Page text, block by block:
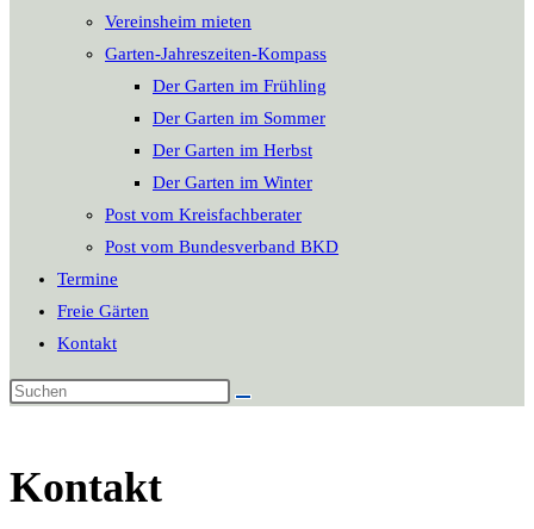
Vereinsheim mieten
Garten-Jahreszeiten-Kompass
Der Garten im Frühling
Der Garten im Sommer
Der Garten im Herbst
Der Garten im Winter
Post vom Kreisfachberater
Post vom Bundesverband BKD
Termine
Freie Gärten
Kontakt
Kontakt